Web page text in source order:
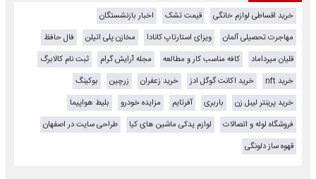
خرید اقساطی لوازم خانگی قیمت تشک
اخبار بازنشستگان
مهاجرت تحصیلی آلمان
ویزای استارتاپ کانادا مخازن پلی اتیلن
فال حافظ
قلیان میرداماد
کافه مناسب کار و مطالعه مجله آرایش گرام
ثبت نام کالابرگ
خرید nft
خرید اکانت گوگل ادز خرید زعفران زرچین
بوکینگ
خرید پرینتر لیبل زن
باربری آفرتایم مزایده خودرو
بلیط هواپیما
فروشگاه لوله و اتصالات
لوازم یدکی ماشین های کیا
طراحی سایت در اصفهان
قهوه ساز دلونگی